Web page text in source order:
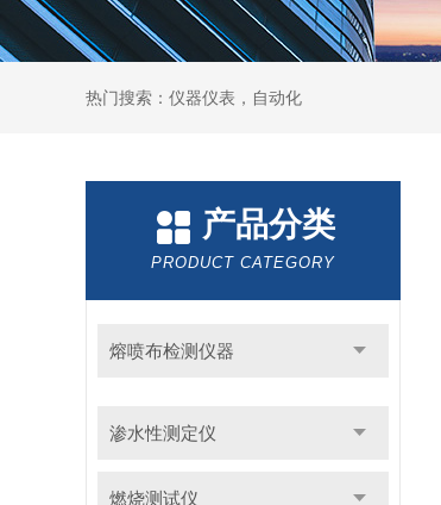
热门搜索：仪器仪表，自动化
产品分类
PRODUCT CATEGORY
熔喷布检测仪器
渗水性测定仪
燃烧测试仪